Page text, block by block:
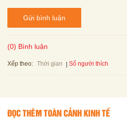
Gửi bình luận
(0) Bình luận
Xếp theo: Thời gian Số người thích
ĐỌC THÊM TOÀN CẢNH KINH TẾ